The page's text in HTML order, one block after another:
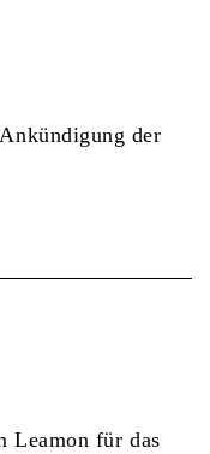
der
Leamon für das